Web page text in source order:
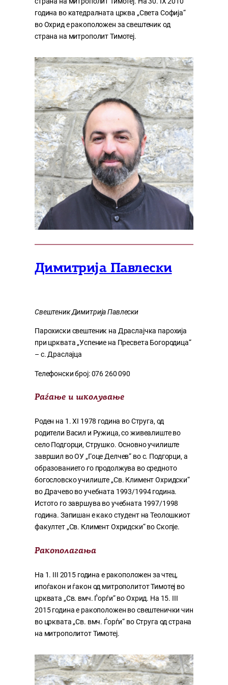
година во катедралната црква „Света Софија“
во Охрид е ракоположен за свештеник од
страна на митрополит Тимотеј.
Димитрија Павлески
Свештеник Димитрија Павлески
Парохиски свештеник на Драслајчка парохија
при црквата „Успение на Пресвета Богородица“
– с. Драслајца
Телефонски број: 076 260 090
Раѓање и школување
Роден на 1. XI 1978 година во Струга, од
родители Васил и Ружица, со живеалиште во
село Подгорци, Струшко. Основно училиште
завршил во ОУ „Гоце Делчев“ во с. Подгорци, а
образованието го продолжува во средното
богословско училиште „Св. Климент Охридски“
во Драчево во учебната 1993/1994 година.
Истото го завршува во учебната 1997/1998
година. Запишан е како студент на Теолошкиот
факултет „Св. Климент Охридски“ во Скопје.
Ракополагања
На 1. III 2015 година е ракоположен за чтец,
ипоѓакон и ѓакон од митрополитот Тимотеј во
црквата „Св. вмч. Ѓорѓи“ во Охрид. На 15. III
2015 година е ракоположен во свештенички чин
во црквата „Св. вмч. Ѓорѓи“ во Струга од страна
на митрополитот Тимотеј.